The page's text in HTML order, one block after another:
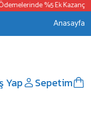
%5 Ek Kazanç
Anasayfa
Yap Sepetim